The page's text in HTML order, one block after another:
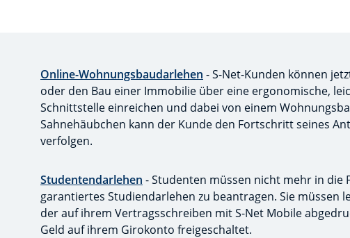
Online-Wohnungsbaudarlehen - S-Net-Kunden können
oder den Bau einer Immobilie über eine ergonomische,
Schnittstelle einreichen und dabei von einem
Sahnehäubchen kann der Kunde den Fortschritt seines
verfolgen.
Studentendarlehen - Studenten müssen nicht mehr in die
garantiertes Studiendarlehen zu beantragen. Sie müssen
der auf ihrem Vertragsschreiben mit S-Net Mobile
Geld auf ihrem Girokonto freigeschaltet.